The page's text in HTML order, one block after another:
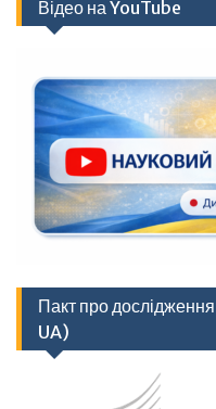
Відео на YouTube
Пакт про дослідження
UA)